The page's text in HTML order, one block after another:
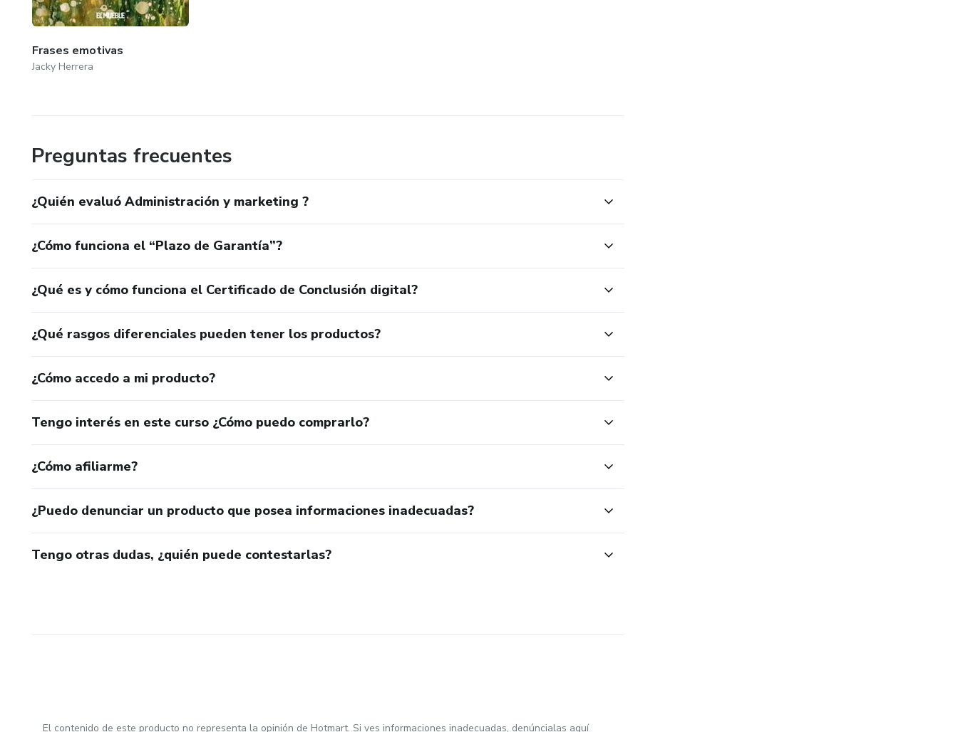
Frases emotivas
Jacky Herrera
Preguntas frecuentes
¿Quién evaluó Administración y marketing ?
¿Cómo funciona el “Plazo de Garantía”?
¿Qué es y cómo funciona el Certificado de Conclusión digital?
¿Qué rasgos diferenciales pueden tener los productos?
¿Cómo accedo a mi producto?
Tengo interés en este curso ¿Cómo puedo comprarlo?
¿Cómo afiliarme?
¿Puedo denunciar un producto que posea informaciones inadecuadas?
Tengo otras dudas, ¿quién puede contestarlas?
El contenido de este producto no representa la opinión de Hotmart. Si ves informaciones inadecuadas, denúncialas aquí